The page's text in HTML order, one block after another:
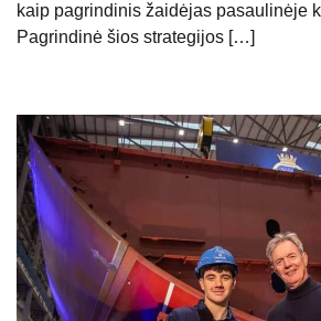
kaip pagrindinis žaidėjas pasaulinėje
Pagrindinė šios strategijos […]